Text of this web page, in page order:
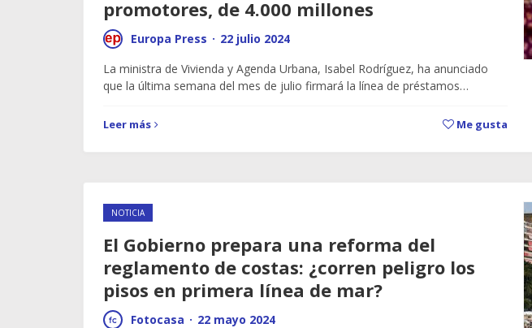
promotores, de 4.000 millones
Europa Press · 22 julio 2024
La ministra de Vivienda y Agenda Urbana, Isabel Rodríguez, ha anunciado
que la última semana del mes de julio firmará la línea de préstamos…
Leer más Me gusta
NOTICIA
El Gobierno prepara una reforma del
reglamento de costas: ¿corren peligro los
pisos en primera línea de mar?
Fotocasa · 22 mayo 2024